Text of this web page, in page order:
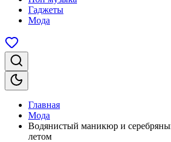
Гаджеты
Мода
Главная
Мода
Водянистый маникюр и
летом